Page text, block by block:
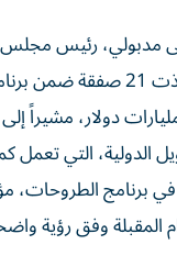
مدبولي، رئيس مجلس
الحكومة المصرية نفذت 21
مقابل 6 مليارات دولار،
الدولية، التي تعمل
برنامج الطروحات،
المقبلة وفق رؤية